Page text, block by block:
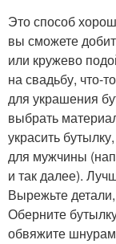
Это способ
вы сможете
или кружево
на свадьбу, что-
для украшения
выбрать
украсить
для мужчины
и так далее).
Вырежьте
Оберните
обвяжите